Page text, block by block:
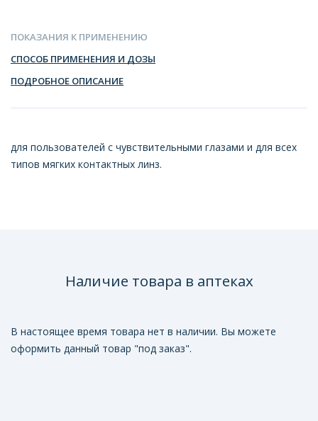
ПОКАЗАНИЯ К ПРИМЕНЕНИЮ
СПОСОБ ПРИМЕНЕНИЯ И ДОЗЫ
ПОДРОБНОЕ ОПИСАНИЕ
для пользователей с чувствительными глазами и для всех
типов мягких контактных линз.
Наличие товара в аптеках
В настоящее время товара нет в наличии. Вы можете
оформить данный товар "под заказ".